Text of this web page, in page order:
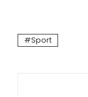
Sport